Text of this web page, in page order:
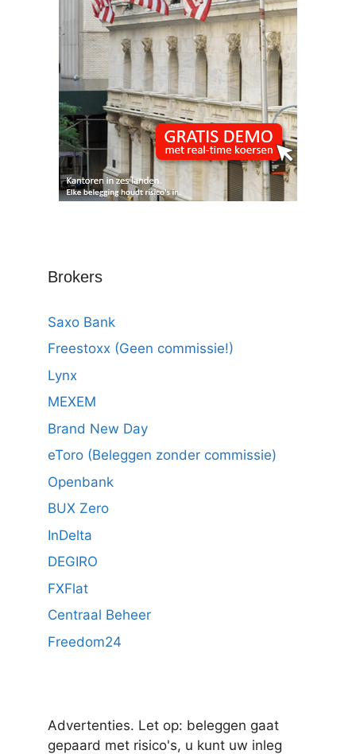
Brokers
Saxo Bank
Freestoxx (Geen commissie!)
Lynx
MEXEM
Brand New Day
eToro (Beleggen zonder commissie)
Openbank
BUX Zero
InDelta
DEGIRO
FXFlat
Centraal Beheer
Freedom24
Advertenties. Let op: beleggen gaat
gepaard met risico's, u kunt uw inleg